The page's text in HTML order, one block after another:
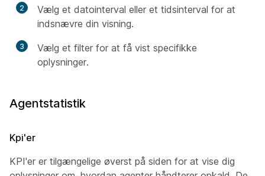
2
Vælg et datointerval eller et tidsinterval for at
indsnævre din visning.
3
Vælg et filter for at få vist specifikke
oplysninger.
Agentstatistik
Kpi'er
KPI'er er tilgængelige øverst på siden for at vise dig